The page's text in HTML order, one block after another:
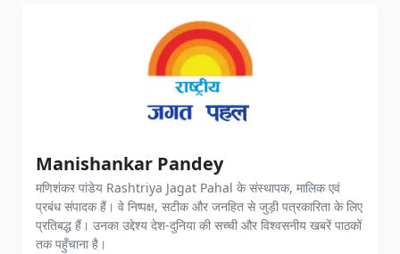
Manishankar Pandey
मणिशंकर पांडेय Rashtriya Jagat Pahal के संस्थापक, मालिक एवं
प्रबंध संपादक हैं। वे निष्पक्ष, सटीक और जनहित से जुड़ी पत्रकारिता के लिए
प्रतिबद्ध हैं। उनका उद्देश्य देश-दुनिया की सच्ची और विश्वसनीय खबरें पाठकों
तक पहुँचाना है।